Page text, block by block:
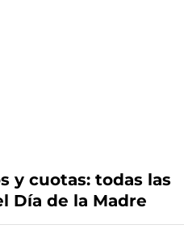
y cuotas: todas las
Día de la Madre